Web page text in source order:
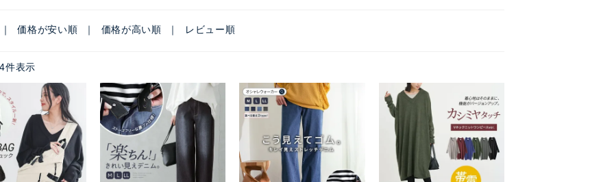
価格が安い順 価格が高い順 レビュー順
4件表示